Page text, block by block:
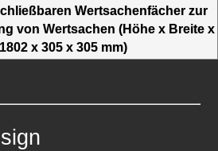
Wertsachenfächer zur
von Wertsachen (Höhe x Breite x
x 305 x 305 mm)